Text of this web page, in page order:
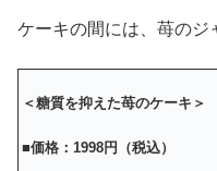
ケーキの間には、苺のジ
＜糖質を抑えた苺のケーキ＞
■価格：1998円（税込）